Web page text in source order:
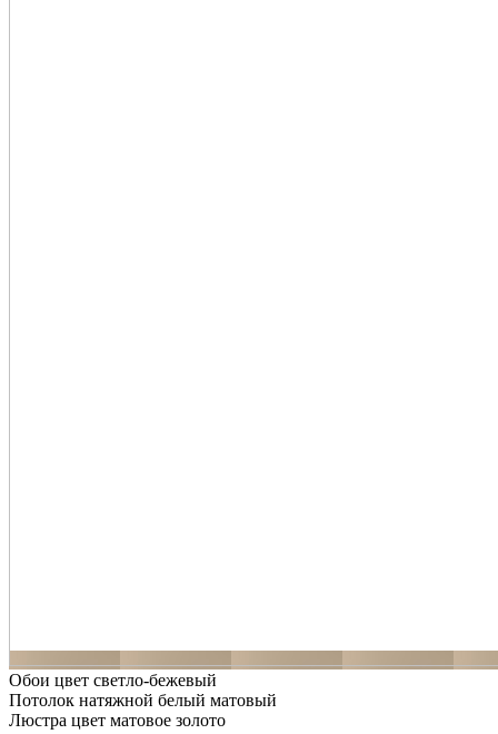
Обои цвет светло-бежевый
Потолок натяжной белый матовый
Люстра цвет матовое золото